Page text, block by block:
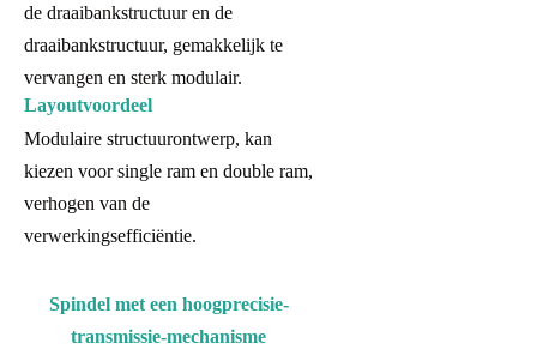
de draaibankstructuur en de
draaibankstructuur, gemakkelijk te
vervangen en sterk modulair.
Layoutvoordeel
Modulaire structuurontwerp, kan
kiezen voor single ram en double ram,
verhogen van de
verwerkingsefficiëntie.
Spindel met een hoogprecisie-
transmissie-mechanisme